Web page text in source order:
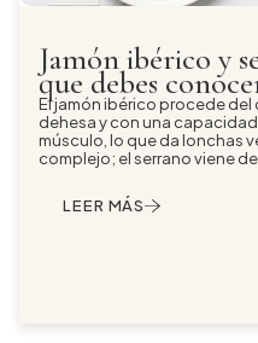
Jamón ibérico y
que debes
El jamón ibérico procede
dehesa y con una
músculo, lo que da lonchas
complejo; el serrano viene
perfil más magro, firme y
más largas y se identifica
LEER MÁS